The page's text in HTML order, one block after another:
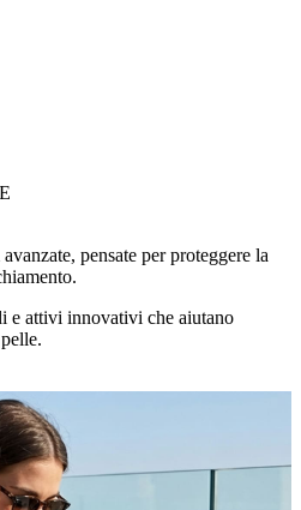
pensate per proteggere la
attivi innovativi che aiutano